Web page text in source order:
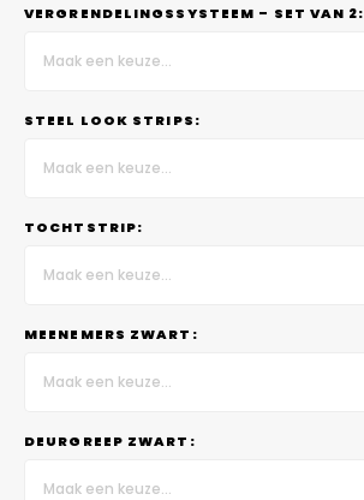
VERGRENDELINGSSYSTEEM – SET VAN 2:
Maak een keuze...
STEEL LOOK STRIPS:
Maak een keuze...
TOCHTSTRIP:
Maak een keuze...
MEENEMERS ZWART:
Maak een keuze...
DEURGREEP ZWART:
Maak een keuze...